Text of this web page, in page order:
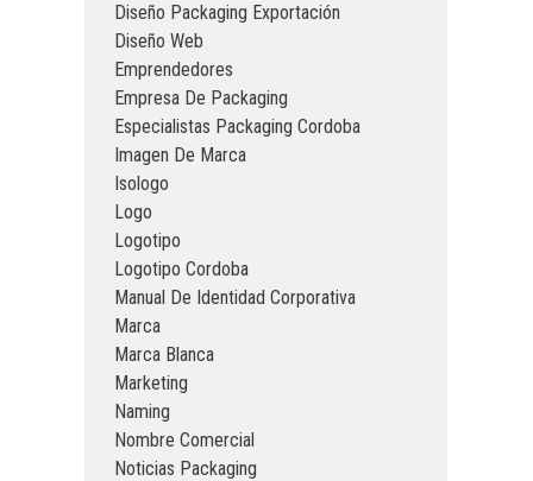
Diseño Packaging Exportación
Diseño Web
Emprendedores
Empresa De Packaging
Especialistas Packaging Cordoba
Imagen De Marca
Isologo
Logo
Logotipo
Logotipo Cordoba
Manual De Identidad Corporativa
Marca
Marca Blanca
Marketing
Naming
Nombre Comercial
Noticias Packaging